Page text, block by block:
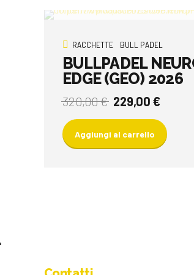
RACCHETTE BULL PADEL
BULLPADEL
EDGE (GEO) 2026
320,00€ Il
prezzo
originale
era:
229,00 €Il
attuale
è:
Aggiungi al carrello